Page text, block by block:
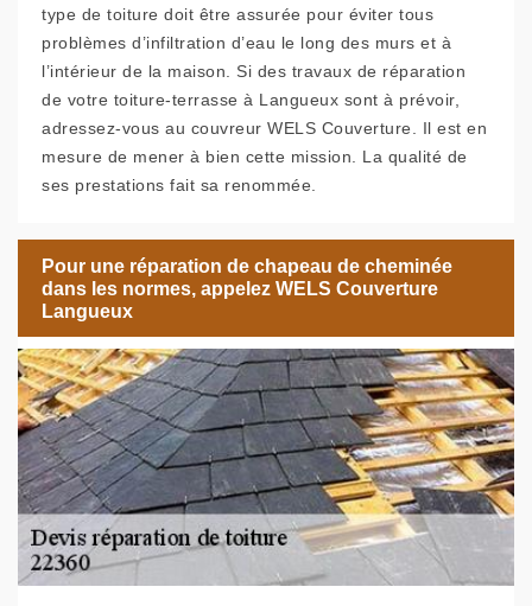
type de toiture doit être assurée pour éviter tous
problèmes d’infiltration d’eau le long des murs et à
l’intérieur de la maison. Si des travaux de réparation
de votre toiture-terrasse à Langueux sont à prévoir,
adressez-vous au couvreur WELS Couverture. Il est en
mesure de mener à bien cette mission. La qualité de
ses prestations fait sa renommée.
Pour une réparation de chapeau de cheminée
dans les normes, appelez WELS Couverture
Langueux